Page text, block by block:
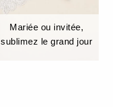
Mariée ou invitée,
sublimez le grand jour